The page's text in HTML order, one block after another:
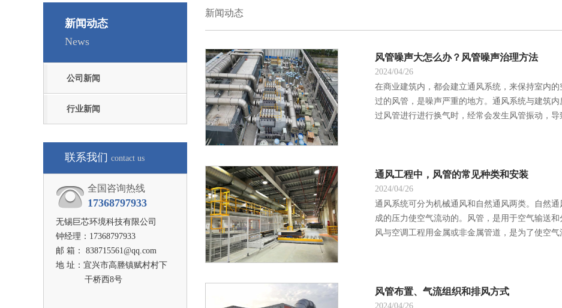
新闻动态
News
公司新闻
行业新闻
联系我们 contact us
全国咨询热线
17368797933
无锡巨芯环境科技有限公司
钟经理：17368797933
邮 箱： 838715561@qq.com
地 址：宜兴市高塍镇赋村村下
干桥西8号
新闻动态
风管噪声大怎么办？风管噪声治理方法
2024/04/26
在商业建筑内，都会建立通风系统，来保持室内
过的风管，是噪声严重的地方。通风系统与建筑
过风管进行进行换气时，经常会发生风管振动，导
通风工程中，风管的常见种类和安装
2024/04/26
通风系统可分为机械通风和自然通风两类。自然
成的压力使空气流动的。风管，是用于空气输送
风与空调工程用金属或非金属管道，是为了使空
风管布置、气流组织和排风方式
2024/04/26